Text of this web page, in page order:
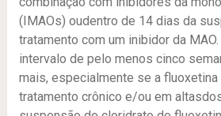
(IMAOs) oudentro de 14 dias da
tratamento com um inibidor da
intervalo de pelo menos cinco
mais, especialmente se a
tratamento crônico e/ou em